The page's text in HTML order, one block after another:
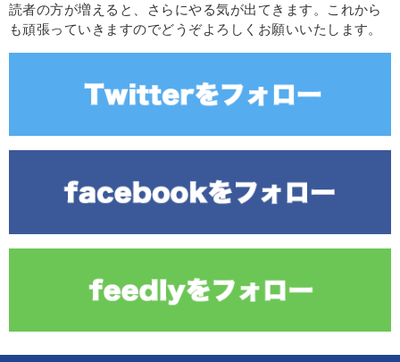
読者の方が増えると、さらにやる気が出てきます。これから
も頑張っていきますのでどうぞよろしくお願いいたします。